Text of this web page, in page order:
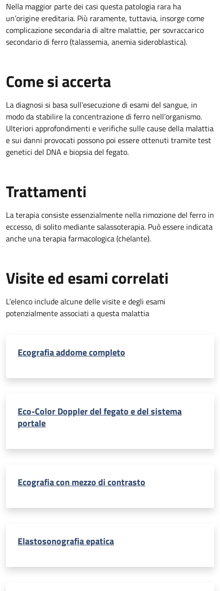
Nella maggior parte dei casi questa patologia rara ha
un’origine ereditaria. Più raramente, tuttavia, insorge come
complicazione secondaria di altre malattie, per sovraccarico
secondario di ferro (talassemia, anemia sideroblastica).
Come si accerta
La diagnosi si basa sull’esecuzione di esami del sangue, in
modo da stabilire la concentrazione di ferro nell’organismo.
Ulteriori approfondimenti e verifiche sulle cause della malattia
e sui danni provocati possono poi essere ottenuti tramite test
genetici del DNA e biopsia del fegato.
Trattamenti
La terapia consiste essenzialmente nella rimozione del ferro in
eccesso, di solito mediante salassoterapia. Può essere indicata
anche una terapia farmacologica (chelante).
Visite ed esami correlati
L’elenco include alcune delle visite e degli esami
potenzialmente associati a questa malattia
Ecografia addome completo
Eco-Color Doppler del fegato e del sistema
portale
Ecografia con mezzo di contrasto
Elastosonografia epatica